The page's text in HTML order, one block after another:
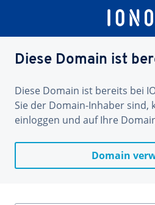
Diese Domain ist
Diese Domain ist bereits bei
Sie der Domain-Inhaber sind,
einloggen und auf Ihre
Domain